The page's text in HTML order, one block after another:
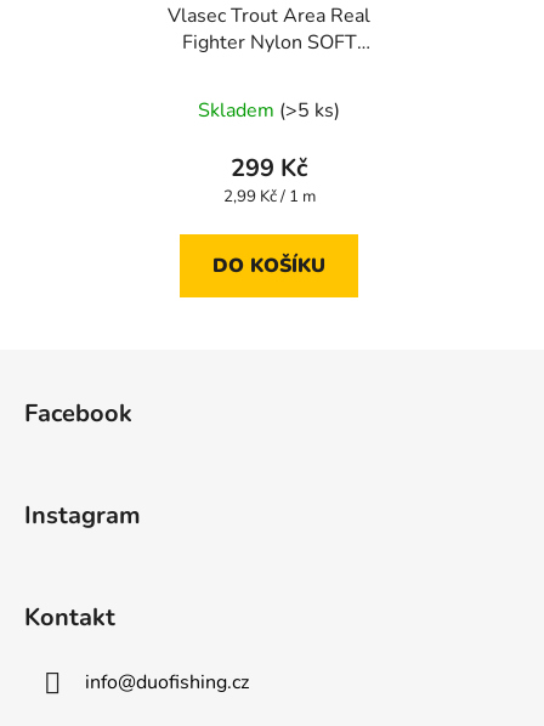
Vlasec Trout Area Real
Fighter Nylon SOFT
Skladem (>5 ks)
299 Kč
Měrná
2,99 Kč / 1 m
DO KOŠÍKU
Facebook
Instagram
Kontakt
info@duofishing.cz